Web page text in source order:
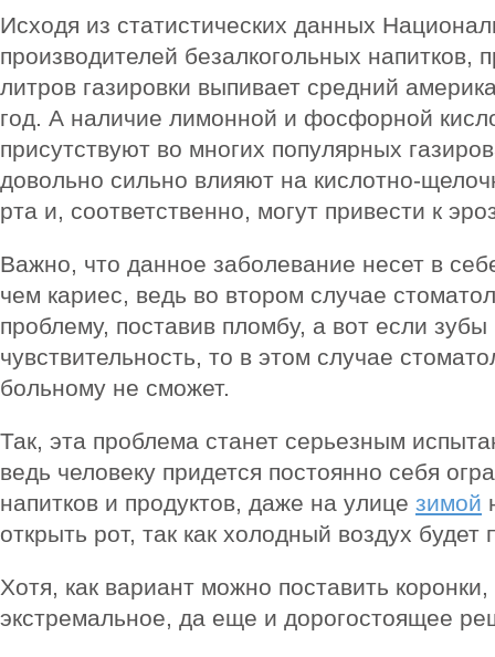
Исходя из статистических данных
производителей безалкогольных напитков,
литров газировки выпивает средний
год. А наличие лимонной и фосфорной
присутствуют во многих популярных
довольно сильно влияют на кислотно-
рта и, соответственно, могут привести к
Важно, что данное заболевание несет в
чем кариес, ведь во втором случае
проблему, поставив пломбу, а вот если
чувствительность, то в этом случае
больному не сможет.
Так, эта проблема станет серьезным
ведь человеку придется постоянно себя
напитков и продуктов, даже на улице зимой
открыть рот, так как холодный воздух будет
Хотя, как вариант можно поставить
экстремальное, да еще и дорогостоящее